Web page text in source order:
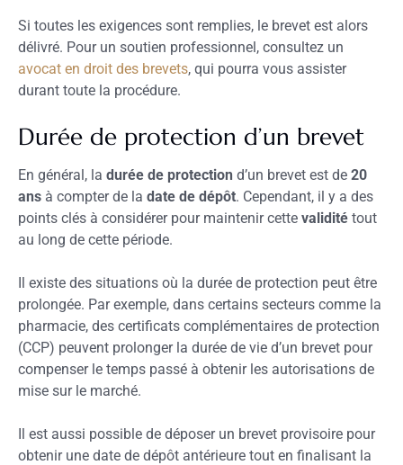
Si toutes les exigences sont remplies, le brevet est alors
délivré. Pour un soutien professionnel, consultez un
avocat en droit des brevets, qui pourra vous assister
durant toute la procédure.
Durée de protection d’un brevet
En général, la durée de protection d’un brevet est de 20
ans à compter de la date de dépôt. Cependant, il y a des
points clés à considérer pour maintenir cette validité tout
au long de cette période.
Il existe des situations où la durée de protection peut être
prolongée. Par exemple, dans certains secteurs comme la
pharmacie, des certificats complémentaires de protection
(CCP) peuvent prolonger la durée de vie d’un brevet pour
compenser le temps passé à obtenir les autorisations de
mise sur le marché.
Il est aussi possible de déposer un brevet provisoire pour
obtenir une date de dépôt antérieure tout en finalisant la